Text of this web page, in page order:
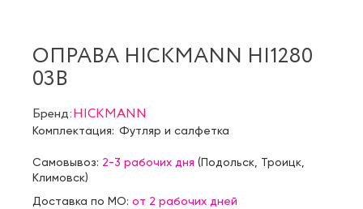
ОПРАВА HICKMANN HI1280
03B
Бренд:HICKMANN
Комплектация: Футляр и салфетка
Самовывоз: 2-3 рабочих дня (Подольск Троицк
Климовск)
Доставка по МО: от 2 рабочих дней